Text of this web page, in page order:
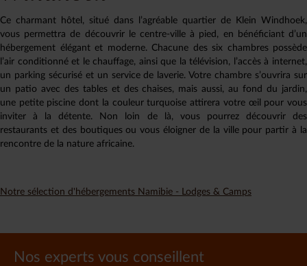
Ce charmant hôtel, situé dans l’agréable quartier de Klein Windhoek,
vous permettra de découvrir le centre-ville à pied, en bénéficiant d’un
hébergement élégant et moderne. Chacune des six chambres possède
l’air conditionné et le chauffage, ainsi que la télévision, l’accès à internet,
un parking sécurisé et un service de laverie. Votre chambre s’ouvrira sur
un patio avec des tables et des chaises, mais aussi, au fond du jardin,
une petite piscine dont la couleur turquoise attirera votre œil pour vous
inviter à la détente. Non loin de là, vous pourrez découvrir des
restaurants et des boutiques ou vous éloigner de la ville pour partir à la
rencontre de la nature africaine.
Notre sélection d'hébergements Namibie - Lodges & Camps
Nos experts vous conseillent